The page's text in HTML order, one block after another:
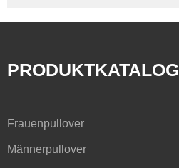
PRODUKTKATALOG
Frauenpullover
Männerpullover